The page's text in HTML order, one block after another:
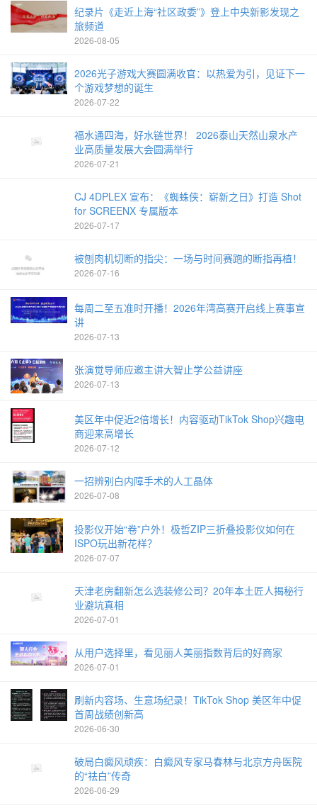
纪录片《走近上海“社区政委”》登上中央新影发现之
旅频道
2026-08-05
2026光子游戏大赛圆满收官：以热爱为引，见证下一
个游戏梦想的诞生
2026-07-22
福水通四海，好水链世界！ 2026泰山天然山泉水产
业高质量发展大会圆满举行
2026-07-21
CJ 4DPLEX 宣布：《蜘蛛侠：崭新之日》打造 Shot
for SCREENX 专属版本
2026-07-17
被刨肉机切断的指尖：一场与时间赛跑的断指再植！
2026-07-16
每周二至五准时开播！2026年湾高赛开启线上赛事宣
讲
2026-07-13
张演觉导师应邀主讲大智止学公益讲座
2026-07-13
美区年中促近2倍增长！内容驱动TikTok Shop兴趣电
商迎来高增长
2026-07-12
一招辨别白内障手术的人工晶体
2026-07-08
投影仪开始“卷”户外！极哲ZIP三折叠投影仪如何在
ISPO玩出新花样？
2026-07-07
天津老房翻新怎么选装修公司？20年本土匠人揭秘行
业避坑真相
2026-07-01
从用户选择里，看见丽人美丽指数背后的好商家
2026-07-01
刷新内容场、生意场纪录！TikTok Shop 美区年中促
首周战绩创新高
2026-06-30
破局白癜风顽疾：白癜风专家马春林与北京方舟医院
的“祛白”传奇
2026-06-29